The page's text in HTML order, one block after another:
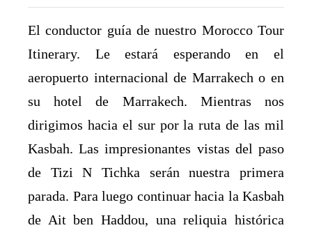
El conductor guía de nuestro Morocco Tour
Itinerary. Le estará esperando en el
aeropuerto internacional de Marrakech o en
su hotel de Marrakech. Mientras nos
dirigimos hacia el sur por la ruta de las mil
Kasbah. Las impresionantes vistas del paso
de Tizi N Tichka serán nuestra primera
parada. Para luego continuar hacia la Kasbah
de Ait ben Haddou, una reliquia histórica